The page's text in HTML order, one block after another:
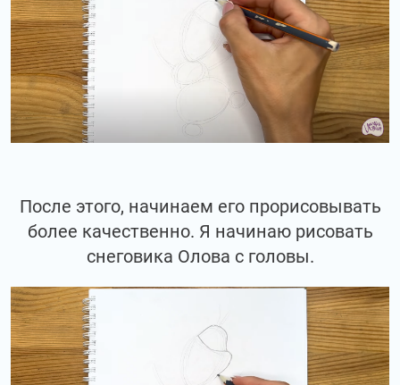
После этого, начинаем его прорисовывать
более качественно. Я начинаю рисовать
снеговика Олова с головы.